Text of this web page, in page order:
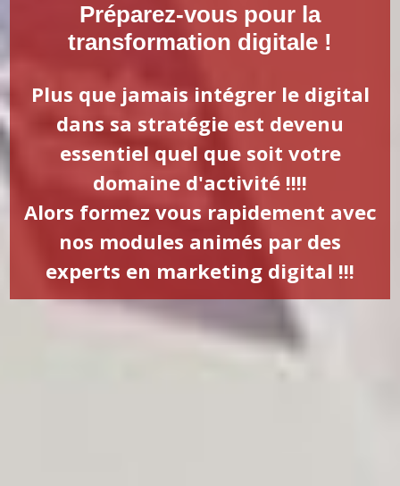
Préparez-vous pour la
transformation digitale !
Plus que jamais intégrer le digital
dans sa stratégie est devenu
essentiel quel que soit votre
domaine d'activité !!!!
Alors formez vous rapidement avec
nos modules animés par des
experts en marketing digital !!!